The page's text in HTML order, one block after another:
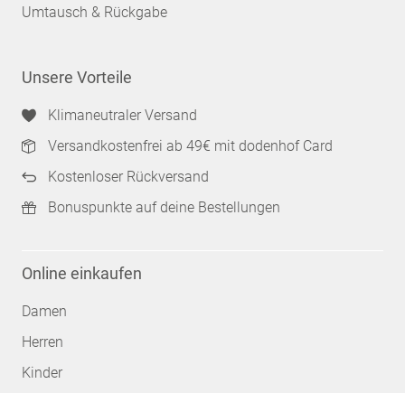
Umtausch & Rückgabe
Unsere Vorteile
Klimaneutraler Versand
Versandkostenfrei ab 49€ mit dodenhof Card
Kostenloser Rückversand
Bonuspunkte auf deine Bestellungen
Online einkaufen
Damen
Herren
Kinder